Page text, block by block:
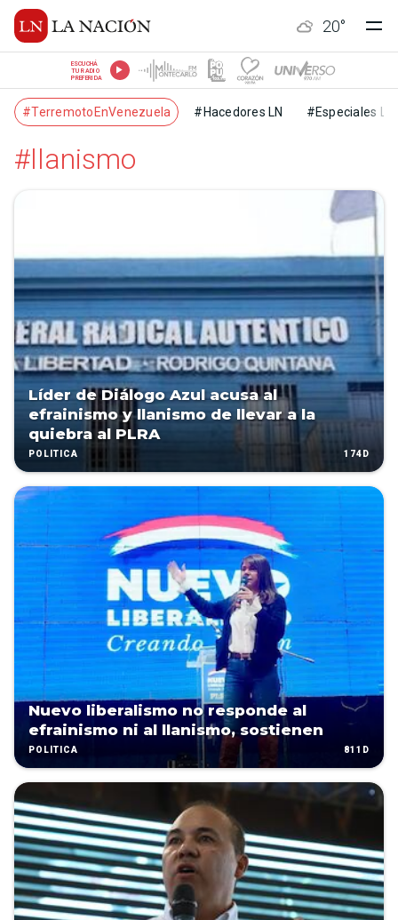
20°
ESCUCHÁ
TU RADIO
PREFERIDA
#TerremotoEnVenezuela #Hacedores LN #Especiales LN
#llanismo
Líder de Diálogo Azul acusa al
efrainismo y llanismo de llevar a la
quiebra al PLRA
POLÍTICA 174D
Nuevo liberalismo no responde al
efrainismo ni al llanismo, sostienen
POLÍTICA 811D